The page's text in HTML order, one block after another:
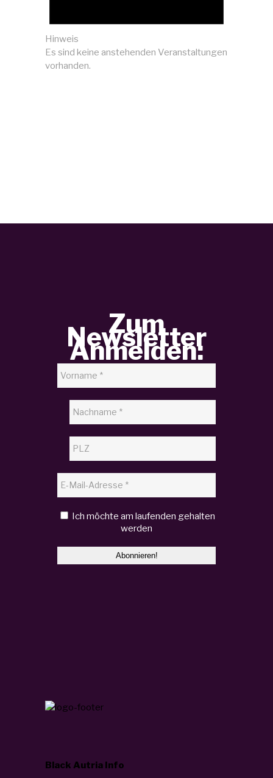
Hinweis
Es sind keine anstehenden Veranstaltungen
vorhanden.
Zum
Newsletter
Anmelden:
Ich möchte am laufenden gehalten
werden
Black Autria Info